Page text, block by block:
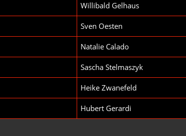
Willibald Gelhaus
Sven Oesten
Natalie Calado
Sascha Stelmaszyk
Heike Zwanefeld
Hubert Gerardi